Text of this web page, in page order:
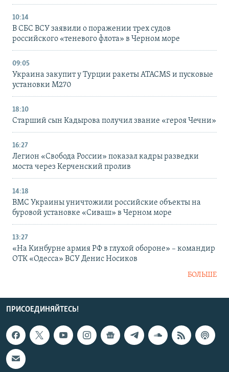
10:14
В СБС ВСУ заявили о поражении трех судов
российского «теневого флота» в Черном море
09:05
Украина закупит у Турции ракеты ATACMS и пусковые
установки M270
18:10
Старший сын Кадырова получил звание «героя Чечни»
16:27
Легион «Свобода России» показал кадры разведки
моста через Керченский пролив
14:18
ВМС Украины уничтожили российские объекты на
буровой установке «Сиваш» в Черном море
13:27
«На Кинбурне армия РФ в глухой обороне» – командир
ОТК «Одесса» ВСУ Денис Носиков
БОЛЬШЕ
ПРИСОЕДИНЯЙТЕСЬ!